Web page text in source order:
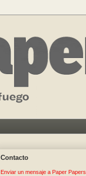
Contacto
Enviar un mensaje a Paper Papers